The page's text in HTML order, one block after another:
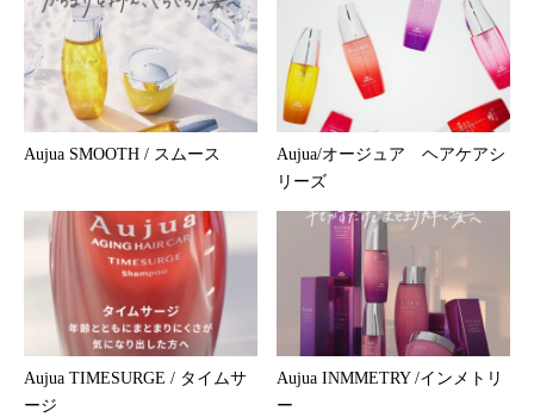
Aujua SMOOTH / スムース
Aujua/オージュア ヘアケアシ
リーズ
Aujua TIMESURGE / タイムサ
ージ
Aujua INMMETRY /インメトリ
ー